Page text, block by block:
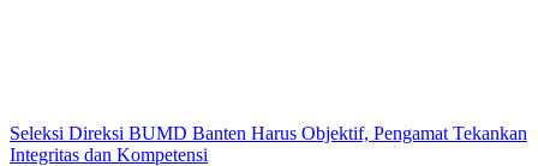
Seleksi Direksi BUMD Banten Harus Objektif, Pengamat Tekankan
Integritas dan Kompetensi